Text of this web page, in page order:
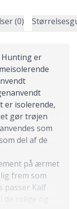
(0)
er
er isolerende,
gør trøjen
som
del af de
på ærmet
frem som
passer Kalf
rolige og